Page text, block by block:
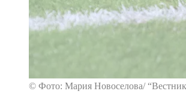
© Фото: Мария Новоселова/ “Вестник